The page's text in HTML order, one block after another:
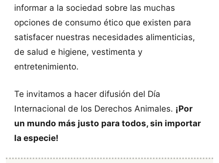
informar a la sociedad sobre las muchas
opciones de consumo ético que existen para
satisfacer nuestras necesidades alimenticias,
de salud e higiene, vestimenta y
entretenimiento.
Te invitamos a hacer difusión del Día
Internacional de los Derechos Animales. ¡Por
un mundo más justo para todos, sin importar
la especie!